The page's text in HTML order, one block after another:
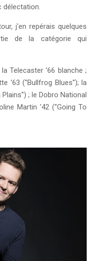
délectation.
j'en repérais quelques
de la catégorie qui
Telecaster '66 blanche ;
'63 (''Bullfrog Blues''); la
; le Dobro National
Martin '42 (''Going To